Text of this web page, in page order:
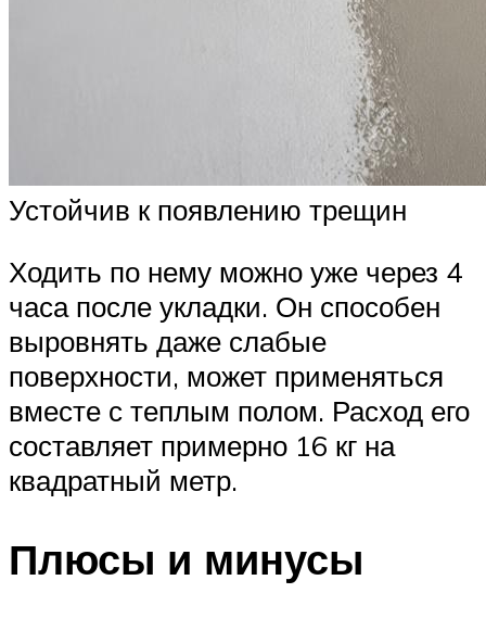
Устойчив к появлению трещин
Ходить по нему можно уже через 4
часа после укладки. Он способен
выровнять даже слабые
поверхности, может применяться
вместе с теплым полом. Расход его
составляет примерно 16 кг на
квадратный метр.
Плюсы и минусы